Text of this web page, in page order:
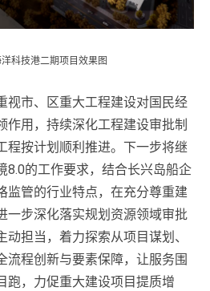
技港二期项目效果图
市、区重大工程建设对国民经
作用，持续深化工程建设审批制
程按计划顺利推进。下一步将继
8.0的工作要求，结合长兴岛船企
监管的行业特点，在充分尊重建
一步深化落实规划资源领域审批
担当，着力探索从项目谋划、
流程创新与要素保障，让服务围
跑，力促重大建设项目提质增